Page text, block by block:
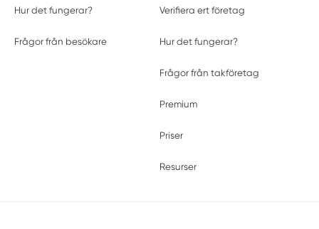
Hur det fungerar?
Frågor från besökare
Verifiera ert företag
Hur det fungerar?
Frågor från takföretag
Premium
Priser
Resurser